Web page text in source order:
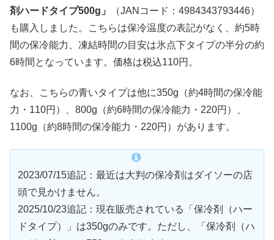
剤ハードタイプ500g」
（JANコード：4984343793446）
も購入しました。こちらは保冷温度の表記がなく、約5時
間の保冷能力、凍結時間の目安は氷点下タイプの半分の約
6時間となっています。価格は税込110円。
なお、こちらの青いタイプは他に350g（約4時間の保冷能
力・110円）、800g（約6時間の保冷能力・220円）、
1100g（約8時間の保冷能力・220円）があります。
2023/07/15追記：最近は大判の保冷剤はダイソーの店
頭で見かけません。
2025/10/23追記：現在販売されている「保冷剤（ハー
ドタイプ）」は350gのみです。ただし、「保冷剤（ハ